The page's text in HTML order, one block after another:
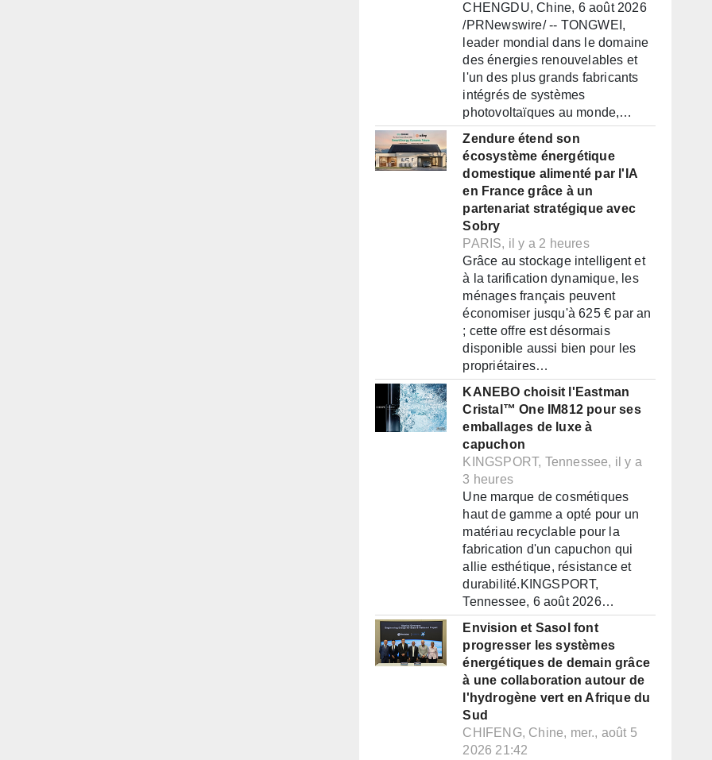
CHENGDU, Chine, 6 août 2026
/PRNewswire/ -- TONGWEI,
leader mondial dans le domaine
des énergies renouvelables et
l'un des plus grands fabricants
intégrés de systèmes
photovoltaïques au monde,…
Zendure étend son
écosystème énergétique
domestique alimenté par l'IA
en France grâce à un
partenariat stratégique avec
Sobry
PARIS, il y a 2 heures
Grâce au stockage intelligent et
à la tarification dynamique, les
ménages français peuvent
économiser jusqu'à 625 € par an
; cette offre est désormais
disponible aussi bien pour les
propriétaires…
KANEBO choisit l'Eastman
Cristal™ One IM812 pour ses
emballages de luxe à
capuchon
KINGSPORT, Tennessee, il y a
3 heures
Une marque de cosmétiques
haut de gamme a opté pour un
matériau recyclable pour la
fabrication d'un capuchon qui
allie esthétique, résistance et
durabilité.KINGSPORT,
Tennessee, 6 août 2026…
Envision et Sasol font
progresser les systèmes
énergétiques de demain grâce
à une collaboration autour de
l'hydrogène vert en Afrique du
Sud
CHIFENG, Chine, mer., août 5
2026 21:42